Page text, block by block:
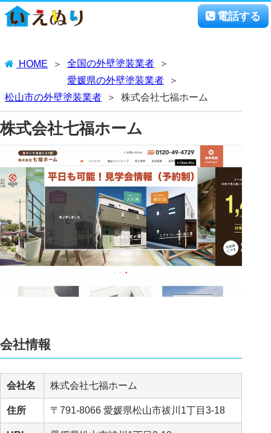
電話する
HOME
全国の外壁塗装業者
愛媛県の外壁塗装業者
松山市の外壁塗装業者
株式会社七福ホーム
株式会社七福ホーム
会社情報
会社名 株式会社七福ホーム
住所 〒791-8066 愛媛県松山市祓川1丁目3-18